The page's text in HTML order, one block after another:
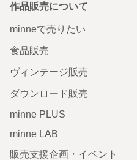
作品販売について
minneで売りたい
食品販売
ヴィンテージ販売
ダウンロード販売
minne PLUS
minne LAB
販売支援企画・イベント